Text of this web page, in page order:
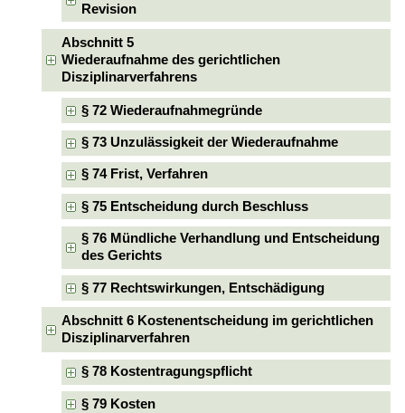
Revision
Abschnitt 5
Wiederaufnahme des gerichtlichen
Disziplinarverfahrens
§ 72 Wiederaufnahmegründe
§ 73 Unzulässigkeit der Wiederaufnahme
§ 74 Frist, Verfahren
§ 75 Entscheidung durch Beschluss
§ 76 Mündliche Verhandlung und Entscheidung
des Gerichts
§ 77 Rechtswirkungen, Entschädigung
Abschnitt 6 Kostenentscheidung im gerichtlichen
Disziplinarverfahren
§ 78 Kostentragungspflicht
§ 79 Kosten